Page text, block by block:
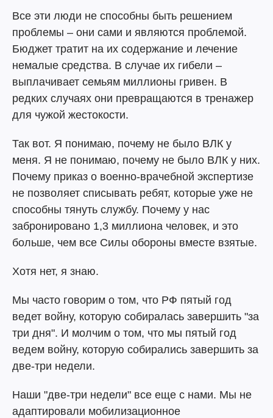
Все эти люди не способны быть решением
проблемы – они сами и являются проблемой.
Бюджет тратит на их содержание и лечение
немалые средства. В случае их гибели –
выплачивает семьям миллионы гривен. В
редких случаях они превращаются в тренажер
для чужой жестокости.
Так вот. Я понимаю, почему не было ВЛК у
меня. Я не понимаю, почему не было ВЛК у них.
Почему приказ о военно-врачебной экспертизе
не позволяет списывать ребят, которые уже не
способны тянуть службу. Почему у нас
забронировано 1,3 миллиона человек, и это
больше, чем все Силы обороны вместе взятые.
Хотя нет, я знаю.
Мы часто говорим о том, что РФ пятый год
ведет войну, которую собиралась завершить "за
три дня". И молчим о том, что мы пятый год
ведем войну, которую собирались завершить за
две-три недели.
Наши "две-три недели" все еще с нами. Мы не
адаптировали мобилизационное